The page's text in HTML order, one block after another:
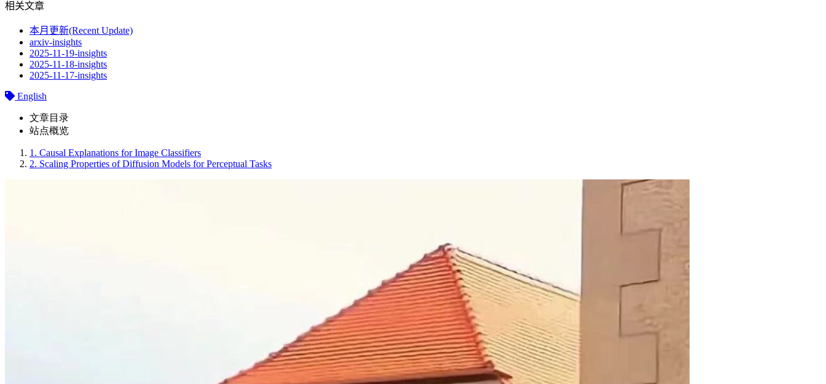
相关文章
本月更新(Recent Update)
arxiv-insights
2025-11-19-insights
2025-11-18-insights
2025-11-17-insights
English
文章目录
站点概览
1. Causal Explanations for Image Classifiers
2. Scaling Properties of Diffusion Models for Perceptual Tasks